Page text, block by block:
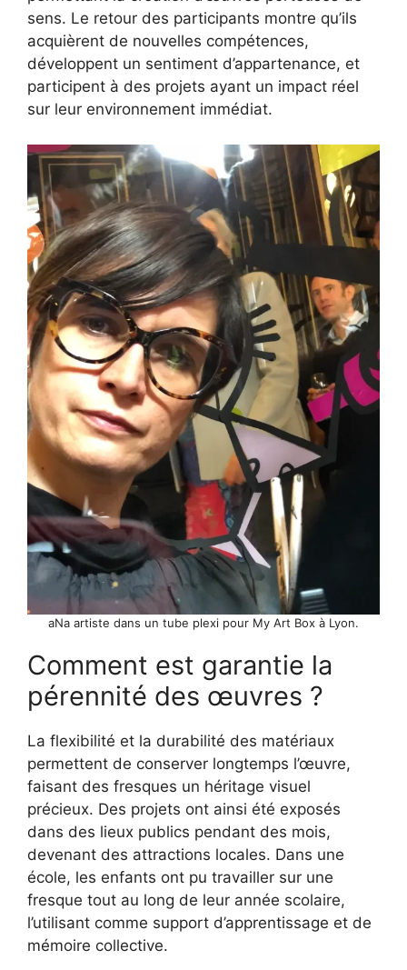
sens. Le retour des participants montre qu’ils
acquièrent de nouvelles compétences,
développent un sentiment d’appartenance, et
participent à des projets ayant un impact réel
sur leur environnement immédiat.
aNa artiste dans un tube plexi pour My Art Box à Lyon.
Comment est garantie la
pérennité des œuvres ?
La flexibilité et la durabilité des matériaux
permettent de conserver longtemps l’œuvre,
faisant des fresques un héritage visuel
précieux. Des projets ont ainsi été exposés
dans des lieux publics pendant des mois,
devenant des attractions locales. Dans une
école, les enfants ont pu travailler sur une
fresque tout au long de leur année scolaire,
l’utilisant comme support d’apprentissage et de
mémoire collective.